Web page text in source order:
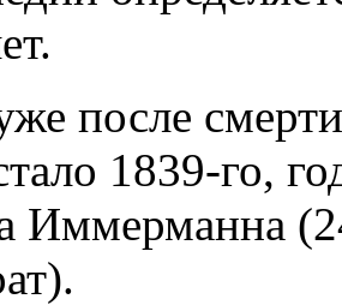
после
1839-го,
Иммерманна